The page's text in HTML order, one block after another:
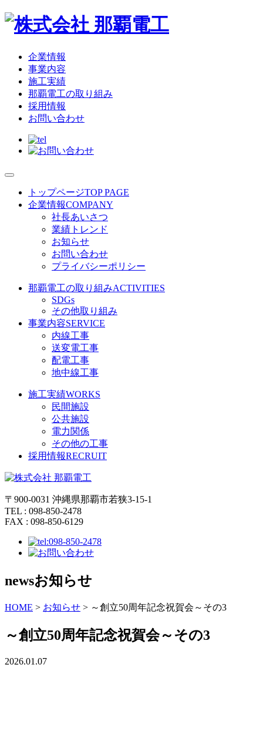
企業情報
事業内容
施工実績
那覇電工の取り組み
採用情報
お問い合わせ
トップページTOP PAGE
企業情報COMPANY
社長あいさつ
業績トレンド
お知らせ
お問い合わせ
プライバシーポリシー
那覇電工の取り組みACTIVITIES
SDGs
その他取り組み
事業内容SERVICE
内線工事
送変電工事
配電工事
地中線工事
施工実績WORKS
民間施設
公共施設
電力関係
その他の工事
採用情報RECRUIT
〒900-0031 沖縄県那覇市若狭3-15-1
TEL : 098-850-2478
FAX : 098-850-6129
newsお知らせ
HOME > お知らせ > ～創立50周年記念祝賀会～その3
～創立50周年記念祝賀会～その3
2026.01.07